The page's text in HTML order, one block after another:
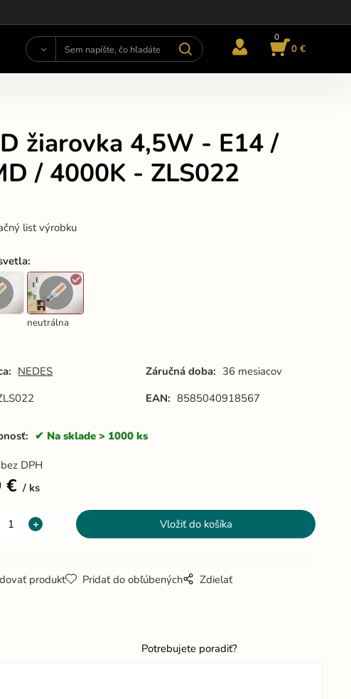
0
0 €
žiarovka 4,5W - E14 /
/ 4000K - ZLS022
list výrobku
:
neutrálna
NEDES Záručná doba: 36 mesiacov
EAN: 8585040918567
Na sklade > 1000 ks
bez DPH
€ ks
produkt Pridať do obľúbených Zdielať
Potrebujete poradiť?